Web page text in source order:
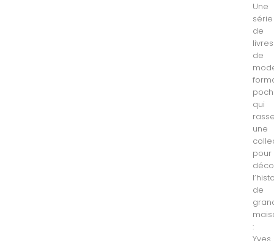
Une
série
de
livres
de
qui
une
pour
de
: